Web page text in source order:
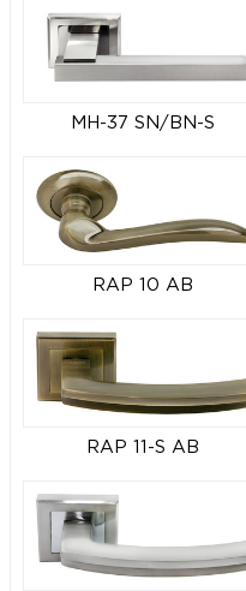
MH-37 SN/BN-S
RAP 10 AB
RAP 11-S AB